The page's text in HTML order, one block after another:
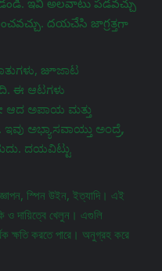
ఇవి అలవాటు పడవచ్చు
దయచేసి జాగ్రತ್ತగా
జూಜಾಟ
ಈ ಆಟಗಳು
ಆದ ಅಪಾಯ ಮತ್ತು
ಅಭ್ಯಾಸವಾಯ್ತು ಅಂದ್ರೆ,
ದಯವಿಟ್ಟು
স্পিন উইন, ইত্যাদি। এই
ও দায়িত্বে খেলুন। এগুলি
ক্ষতি করতে পারে। অনুগ্রহ করে